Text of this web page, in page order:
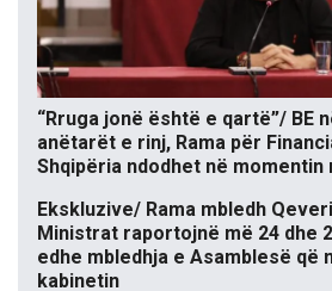
“Rruga jonë është e qartë”/ BE
anëtarët e rinj, Rama për
Shqipëria ndodhet në momentin
Ekskluzive/ Rama mbledh
Ministrat raportojnë më 24 dhe
edhe mbledhja e Asamblesë që
kabinetin